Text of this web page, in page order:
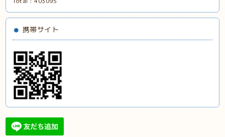
携帯サイト